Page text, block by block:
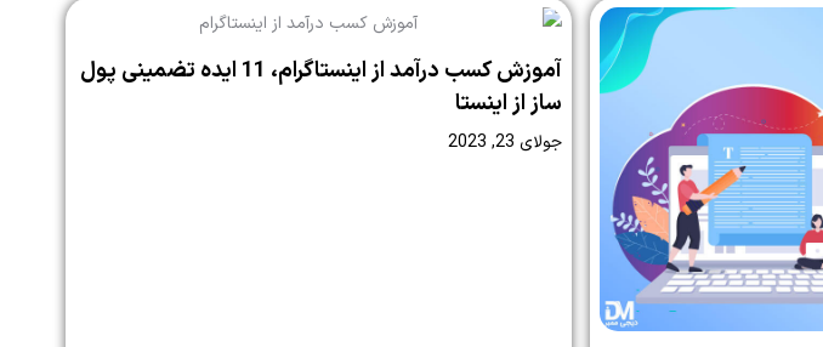
آموزش کسب درآمد از اینستاگرام، 11 ایده تضمینی پول
ساز از اینستا
جولای 23, 2023